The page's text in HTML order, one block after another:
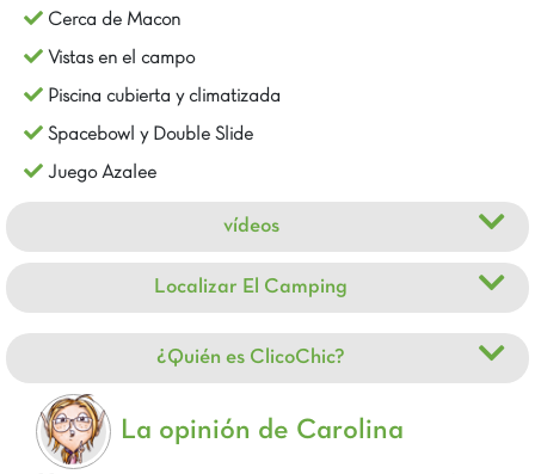
Cerca de Macon
Vistas en el campo
Piscina cubierta y climatizada
Spacebowl y Double Slide
Juego Azalee
vídeos
Localizar El Camping
¿Quién es ClicoChic?
La opinión de Carolina